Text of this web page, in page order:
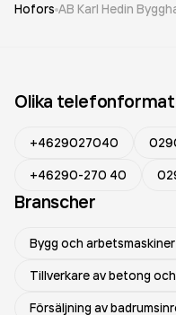
Hofors AB Karl Hedin
Olika telefonformat
+4629027040
+46290-270 40
Branscher
Bygg och arbetsmaskiner
Tillverkare av betong
Försäljning av